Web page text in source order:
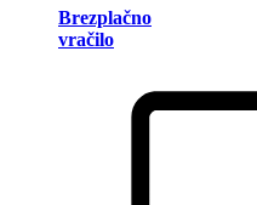
Brezplačno
vračilo